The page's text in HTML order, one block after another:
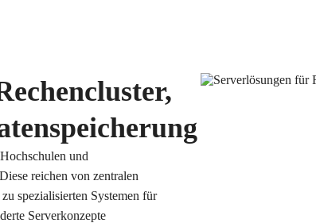
und
reichen von zentralen
spezialisierten Systemen für
Serverkonzepte